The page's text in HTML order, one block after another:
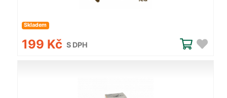
Skladem
199 Kč S DPH